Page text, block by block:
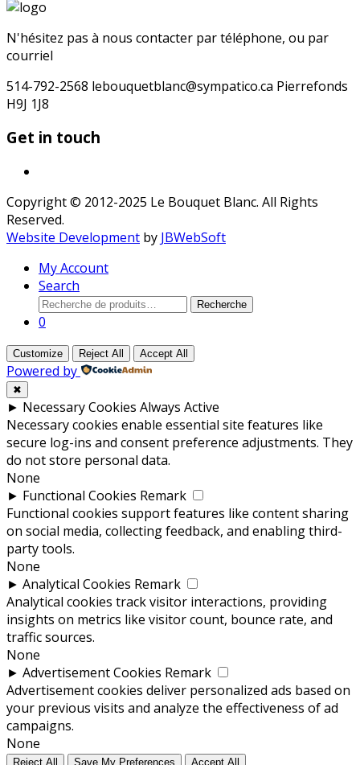
for:
N'hésitez pas à nous contacter par téléphone, ou par
courriel
514-792-2568 lebouquetblanc@sympatico.ca Pierrefonds
H9J 1J8
Get in touch
Copyright © 2012-2025 Le Bouquet Blanc. All Rights
Reserved.
Website Development by JBWebSoft
My Account
Search
Recherche
pour :
Recherche
0
Customize Reject All Accept All
Powered by
✖
► Necessary Cookies Always Active
Necessary cookies enable essential site features like
secure log-ins and consent preference adjustments. They
do not store personal data.
None
► Functional Cookies Remark
Functional cookies support features like content sharing
on social media, collecting feedback, and enabling third-
party tools.
None
► Analytical Cookies Remark
Analytical cookies track visitor interactions, providing
insights on metrics like visitor count, bounce rate, and
traffic sources.
None
► Advertisement Cookies Remark
Advertisement cookies deliver personalized ads based on
your previous visits and analyze the effectiveness of ad
campaigns.
None
Reject All Save My Preferences Accept All